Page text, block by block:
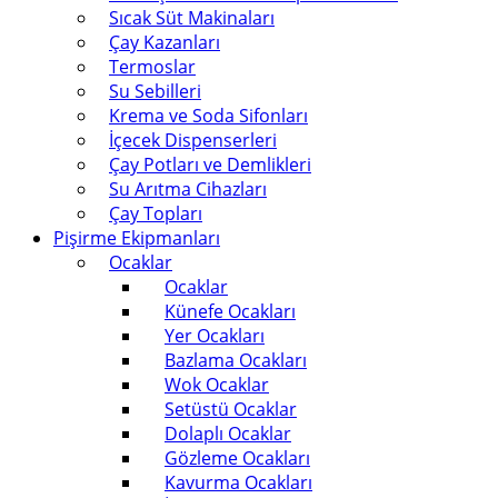
Sıcak Süt Makinaları
Çay Kazanları
Termoslar
Su Sebilleri
Krema ve Soda Sifonları
İçecek Dispenserleri
Çay Potları ve Demlikleri
Su Arıtma Cihazları
Çay Topları
Pişirme Ekipmanları
Ocaklar
Ocaklar
Künefe Ocakları
Yer Ocakları
Bazlama Ocakları
Wok Ocaklar
Setüstü Ocaklar
Dolaplı Ocaklar
Gözleme Ocakları
Kavurma Ocakları